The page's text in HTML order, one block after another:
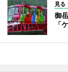
見る
御
「